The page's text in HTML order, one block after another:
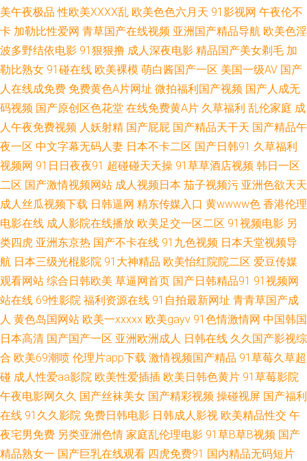
区欧美一区 波多野吉衣电影 欧美三级一区 中文AV在看 韩国三级在线观看久
亚洲三级 国产欧美日韩第一区 三级超碰AV福利 电影大全500部免费观看 国
产乱子伦精品 成全影视大全在线播放的办法 午夜美女视频在线 欧美日韩在
线图片一区 国产精品丝袜熟女 熟女人妇 成全免费高清观看在线电视剧大全
飘花影院在线 91视频色 榴莲视频在线观看污 亚洲色情综合爱爱 国产午夜亚
洲精品国产 探花AV网 成人精品亚洲 欧日韩不卡在线视频 91干逼精品 久久老
熟妇 亚洲日韩国产制服在线 国产日本在线播放 天堂网av老司机 电梯刷卡控
制器 青娱乐福利视频 91网视频 美女搞笑图片 亚洲综合精品五月天 国产又爽
又黄A片 天堂综合网日韩精品国产成人AV 东京热自慰自行车 日本激情自拍
91综合精 免费三级欧韩 在线看片 亚洲图区 性爱三级视频 乱子伦在线观 97
超碰资源站 免费无成人黑豆 在线精品视频在线观看国内 好看的中 亚州欧州
日本在线 五月丁香婷婷综合网 高清在线电影 欧美国产日韩在线观着 91草莓
噜噜噜天天躁 亚洲夜色 国产沙发 手机免费在线追剧网站 春宵福利app 人善
美午夜极品 性欧美ⅩⅩⅩⅩ乱 欧美色色六月天 91影视网 午夜伦不
卡 加勒比性爱网 青草国产在线视频 亚洲国产精品导航 欧美色淫
波多野结依电影 91狠狠撸 成人深夜电影 精品国产美女剃毛 加
勒比熟女 91碰在线 欧美裸模 萌白酱国产一区 美国一级AV 国产
人在线成免费 免费黄色A片网址 微拍福利国产视频 国产人成无
码视频 国产原创区色花堂 在线免费黄A片 久草福利 乱伦家庭 成
人午夜免费视频 人妖射精 国产屁屁 国产精品天干天 国产精品午
夜一区 中文字幕无码人妻 日本不卡二区 国产日韩91 久草福利
视频网 91日日夜夜91 超碰碰天天操 91草草酒店视频 韩日一区
二区 国产激情视频网站 成人视频日本 茄子视频污 亚洲色欲天天
成人丝瓜视频下载 日韩逼网 精东传媒入口 黄wwww色 香港伦理
电影在线 成人影院在线播放 欧美足交一区二区 91视频电影 另
类四虎 亚洲东京热 国产不卡在线 91九色视频 日本天堂视频导
航 日本三级光棍影院 91大神精品 欧美怡红院院二区 爱豆传媒
观看网站 综合日韩欧美 草逼网首页 国产日韩精品91 91视频网
站在线 69性影院 福利资源在线 91自拍最新网址 青青草国产成
人 黄色岛国网站 欧美一xxxxx 欧美gayv 91色情激情网 中国韩国
日本高清 国产国产一区 亚洲欧洲成人 日韩在线 久久国产影视综
合 欧美69潮喷 伦理片app下载 激情视频国产精品 91草莓久草超
碰 成人性爱aa影院 欧美性爱插插 欧美日韩色黄片 91草莓影院
午夜电影网久久 国产丝袜美女 国产精彩视频 操碰视屏 国产福利
在线 91久久影院 免费日韩电影 日韩成人影视 欧美精品性交 午
夜宅男免费 另类亚洲色情 家庭乱伦理电影 91草B草B视频 国产
精品熟女一 国产巨乳在线观看 四虎免费91 国内精品无码短片